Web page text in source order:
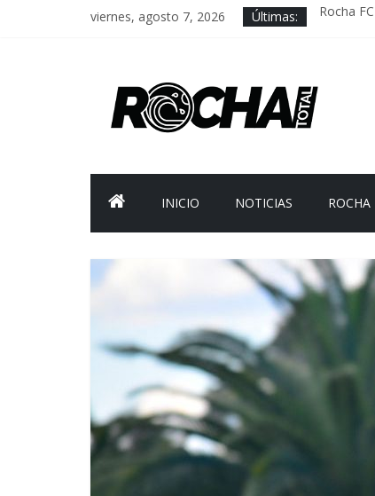
viernes, agosto 7, 2026 Últimas:
Rocha
INICIO NOTICIAS